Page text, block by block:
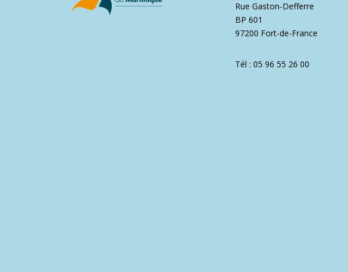
Rue Gaston-Defferre
BP 601
97200 Fort-de-France
Tél : 05 96 55 26 00